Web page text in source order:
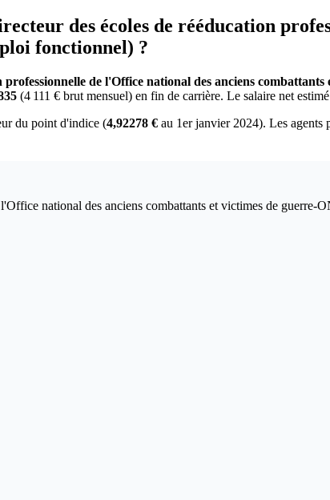
des écoles de rééducation
fonctionnel) ?
professionnelle de l'Office national des anciens
(4 111 € brut mensuel) en fin de carrière. Le salaire net
du point d'indice (4,92278 € au 1er janvier 2024). Les agents
national des anciens combattants et victimes de guerre-